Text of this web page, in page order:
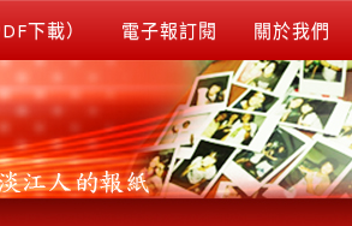
下載） 電子報訂閱 關於我們